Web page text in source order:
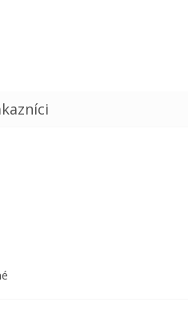
je 5 z 5 hviezdičiek.
je 5 z 5 hviezdičiek.